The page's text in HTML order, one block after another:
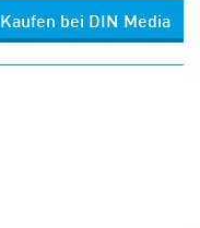
Kaufen bei DIN Media